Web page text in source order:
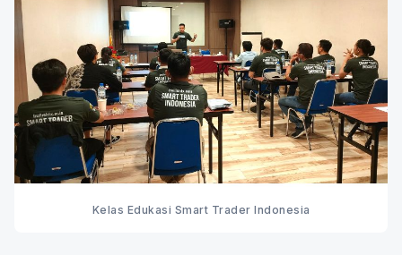
Kelas Edukasi Smart Trader Indonesia